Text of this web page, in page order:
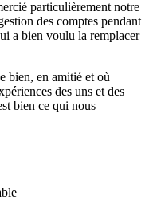
particulièrement notre
des comptes pendant
a bien voulu la remplacer
bien, en amitié et où
des uns et des
bien ce qui nous